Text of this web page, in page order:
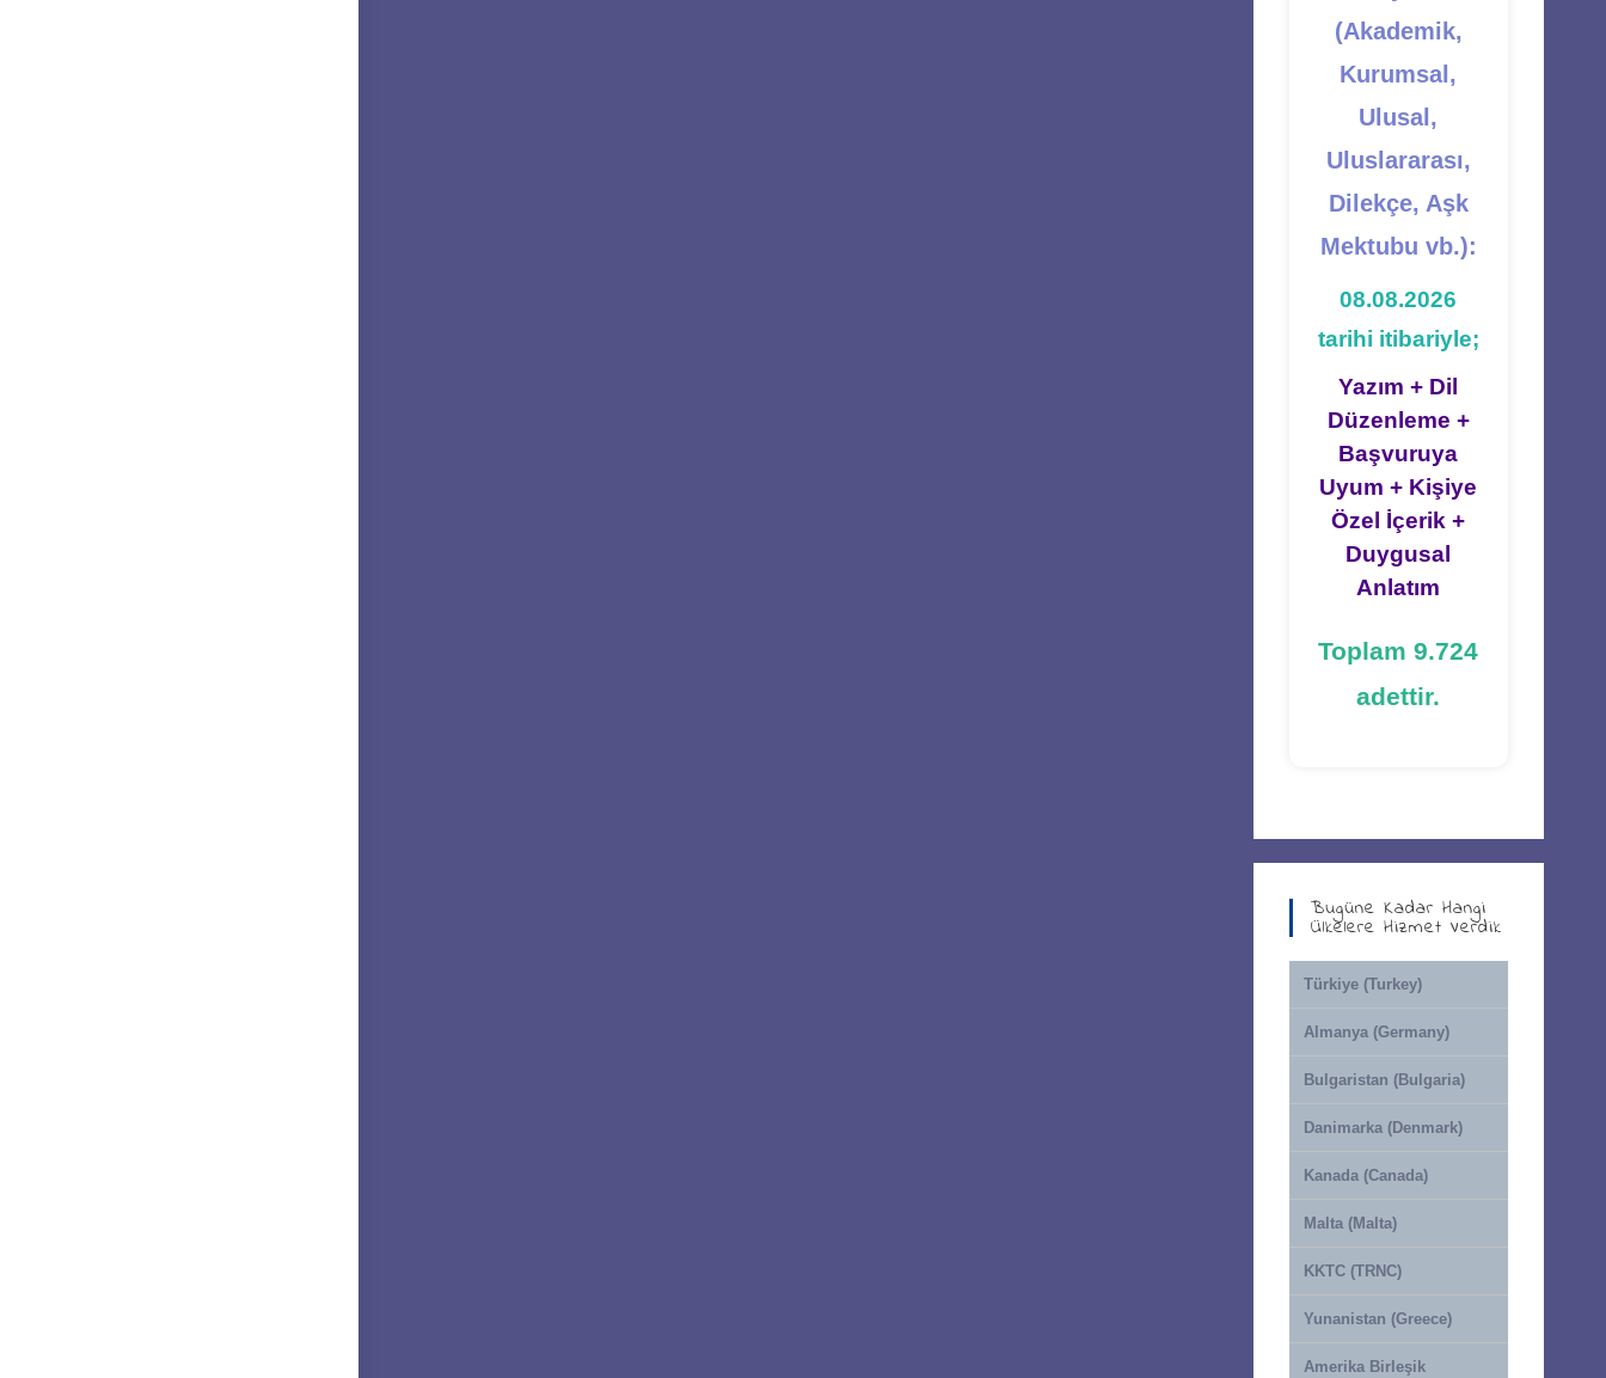
(Akademik,
Kurumsal,
Ulusal,
Uluslararası,
Dilekçe, Aşk
Mektubu vb.):
08.08.2026
tarihi itibariyle;
Yazım + Dil
Düzenleme +
Başvuruya
Uyum + Kişiye
Özel İçerik +
Duygusal
Anlatım
Toplam 9.724
adettir.
Bugüne Kadar Hangi
Ülkelere Hizmet Verdik
Türkiye (Turkey)
Almanya (Germany)
Bulgaristan (Bulgaria)
Danimarka (Denmark)
Kanada (Canada)
Malta (Malta)
KKTC (TRNC)
Yunanistan (Greece)
Amerika Birleşik